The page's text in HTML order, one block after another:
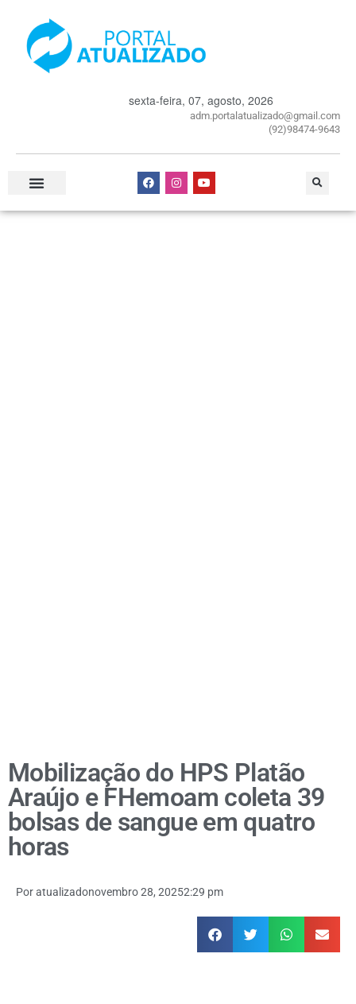
sexta-feira, 07, agosto, 2026
adm.portalatualizado@gmail.com
(92)98474-9643
Mobilização do HPS Platão
Araújo e FHemoam coleta 39
bolsas de sangue em quatro
horas
Poratualizadonovembro 28, 20252:29 pm